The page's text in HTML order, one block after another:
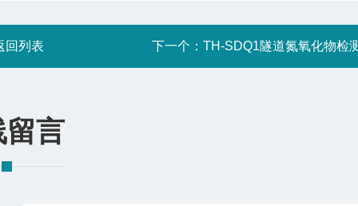
回列表 下一个： TH-SDQ1隧道氮氧化物检
言